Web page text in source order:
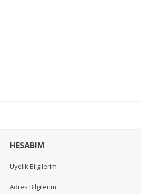
HESABIM
Üyelik Bilgilerim
Adres Bilgilerim